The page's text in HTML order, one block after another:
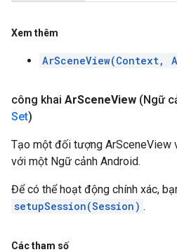
Xem thêm
ArSceneView(Context,
công khai ArSceneView (Ngữ
Set)
Tạo một đối tượng ArSceneView
với một Ngữ cảnh Android.
Để có thể hoạt động chính xác,
setupSession(Session) .
Các tham số